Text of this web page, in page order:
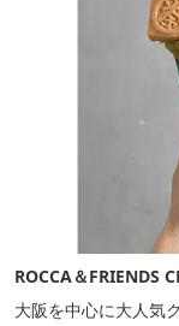
ROCCA＆FRIENDS
大阪を中心に大人気